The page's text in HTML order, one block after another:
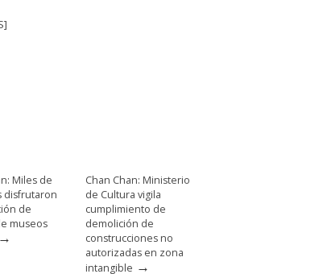
Miles de
disfrutaron
de
museos
→
Chan Chan: Ministerio
de Cultura vigila
cumplimiento de
demolición de
construcciones no
autorizadas en zona
intangible →